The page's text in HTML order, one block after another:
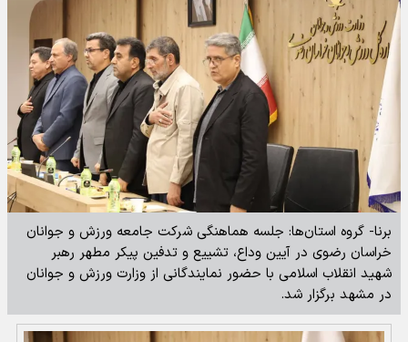
برنا- گروه استان‌ها: جلسه هماهنگی شرکت جامعه ورزش و جوانان
خراسان رضوی در آیین وداع، تشییع و تدفین پیکر مطهر رهبر
شهید انقلاب اسلامی با حضور نمایندگانی از وزارت ورزش و جوانان
در مشهد برگزار شد.